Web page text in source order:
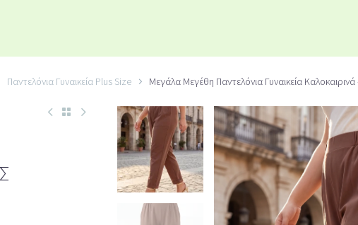
Παντελόνια Γυναικεία Plus Size Μεγάλα Μεγέθη Παντελόνια Γυναικεία